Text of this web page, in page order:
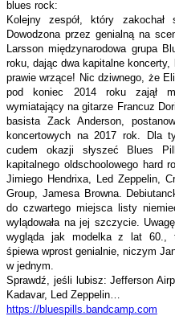
blues rock:
Kolejny zespół, który
Dowodzona przez genialną na
Larsson międzynarodowa grupa
roku, dając dwa kapitalne
prawie wrzące! Nic dziwnego, że
pod koniec 2014 roku zajął
wymiatający na gitarze Francuz
basista Zack Anderson,
koncertowych na 2017 rok. Dla
cudem okazji słyszeć Blues
kapitalnego oldschoolowego hard
Jimiego Hendrixa, Led Zeppelin,
Group, Jamesa Browna.
do czwartego miejsca listy
wylądowała na jej szczycie.
wygląda jak modelka z lat 60.,
śpiewa wprost genialnie, niczym
w jednym.
Sprawdź, jeśli lubisz: Jefferson
Kadavar, Led Zeppelin…
https://bluespills.bandcamp. com